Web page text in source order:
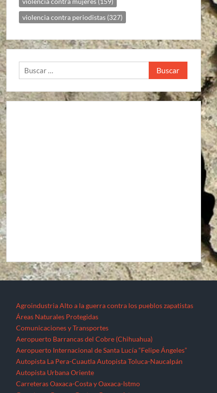
violencia contra periodistas (327)
Buscar:
Agroindustria Alto a la guerra contra los pueblos zapatistas
Áreas Naturales Protegidas
Comunicaciones y Transportes
Aeropuerto Barrancas del Cobre (Chihuahua)
Aeropuerto Internacional de Santa Lucía “Felipe Ángeles”
Autopista La Pera-Cuautla Autopista Toluca-Naucalpán
Autopista Urbana Oriente
Carreteras Oaxaca-Costa y Oaxaca-Istmo